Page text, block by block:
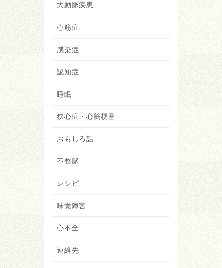
大動脈疾患
心筋症
感染症
認知症
睡眠
狭心症・心筋梗塞
おもしろ話
不整脈
レシピ
味覚障害
心不全
連絡先